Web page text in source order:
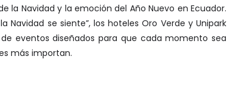
la Navidad y la emoción del Año Nuevo en Ecuador.
Navidad se siente”, los hoteles Oro Verde y Unipark
eventos diseñados para que cada momento sea
más importan.